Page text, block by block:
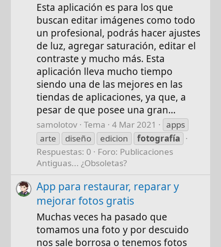
Esta aplicación es para los que
buscan editar imágenes como todo
un profesional, podrás hacer ajustes
de luz, agregar saturación, editar el
contraste y mucho más. Esta
aplicación lleva mucho tiempo
siendo una de las mejores en las
tiendas de aplicaciones, ya que, a
pesar de que posee una gran...
samolotov Tema 4 Mar 2021
apps
arte
diseño edicion
fotografía
Respuestas: 0
Foro: Publicaciones
Antiguas... ¿Obsoletas?
App para restaurar, reparar y
mejorar fotos gratis
Muchas veces ha pasado que
tomamos una foto y por descuido
nos sale borrosa o tenemos fotos